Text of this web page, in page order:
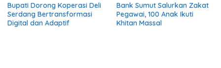
Bupati Dorong Koperasi Deli
Serdang Bertransformasi
Digital dan Adaptif
Bank Sumut Salurkan Zakat
Pegawai, 100 Anak Ikuti
Khitan Massal